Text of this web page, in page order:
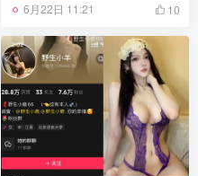
6月22日 11:21 10